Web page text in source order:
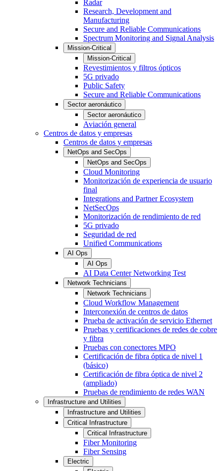
Radar
Research, Development and
Manufacturing
Secure and Reliable Communications
Spectrum Monitoring and Signal Analysis
Mission-Critical
Mission-Critical
Revestimientos y filtros ópticos
5G privado
Public Safety
Secure and Reliable Communications
Sector aeronáutico
Sector aeronáutico
Aviación general
Centros de datos y empresas
Centros de datos y empresas
NetOps and SecOps
NetOps and SecOps
Cloud Monitoring
Monitorización de experiencia de usuario
final
Integrations and Partner Ecosystem
NetSecOps
Monitorización de rendimiento de red
5G privado
Seguridad de red
Unified Communications
AI Ops
AI Ops
AI Data Center Networking Test
Network Technicians
Network Technicians
Cloud Workflow Management
Interconexión de centros de datos
Prueba de activación de servicio Ethernet
Pruebas y certificaciones de redes de cobre
y fibra
Pruebas con conectores MPO
Certificación de fibra óptica de nivel 1
(básico)
Certificación de fibra óptica de nivel 2
(ampliado)
Pruebas de rendimiento de redes WAN
Infrastructure and Utilities
Infrastructure and Utilities
Critical Infrastructure
Critical Infrastructure
Fiber Monitoring
Fiber Sensing
Electric